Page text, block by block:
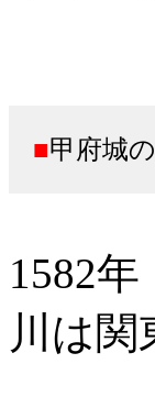
■甲府城
1582
川は関